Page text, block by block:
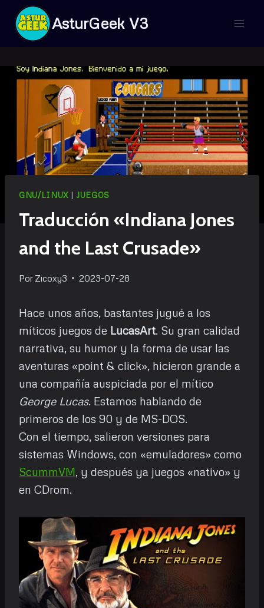
Saltar
contenido
AsturGeek V3
GNU/LINUX | JUEGOS
Traducción «Indiana Jones
and the Last Crusade»
Por Zicoxy3 2023-07-28
Hace unos años, bastantes jugué a los
míticos juegos de LucasArt. Su gran calidad
narrativa, su humor y la forma de usar las
aventuras «point & click», hicieron grande a
una compañía auspiciada por el mítico
George Lucas. Estamos hablando de
primeros de los 90 y de MS-DOS.
Con el tiempo, salieron versiones para
sistemas Windows, con «emuladores» como
ScummVM, y después ya juegos «nativo» y
en CDrom.